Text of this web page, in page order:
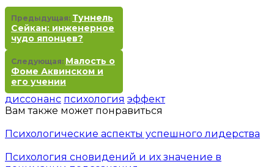
Предыдущая: Туннель
Сейкан: инженерное
чудо японцев?
Следующая: Малость о
Фоме Аквинском и
его учении
диссонанс психология эффект
Вам также может понравиться
Психологические аспекты успешного лидерства
Психология сновидений и их значение в